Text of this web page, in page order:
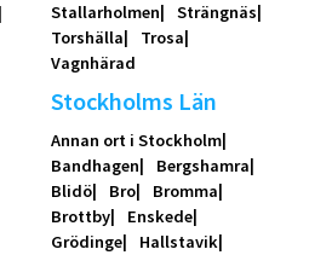
Stallarholmen
Strängnäs
Torshälla
Trosa
Vagnhärad
Stockholms Län
Annan ort i Stockholm
Bandhagen
Bergshamra
Blidö
Bro
Bromma
Brottby
Enskede
Grödinge
Hallstavik